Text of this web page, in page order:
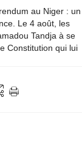
au Niger : un
Le 4 août, les
Tandja à se
Constitution qui lui